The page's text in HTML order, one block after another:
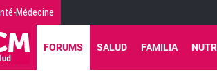
Médecine
FORUMS SALUD FAMILIA